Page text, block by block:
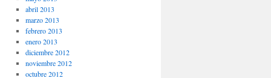
abril 2013
marzo 2013
febrero 2013
enero 2013
diciembre 2012
noviembre 2012
octubre 2012